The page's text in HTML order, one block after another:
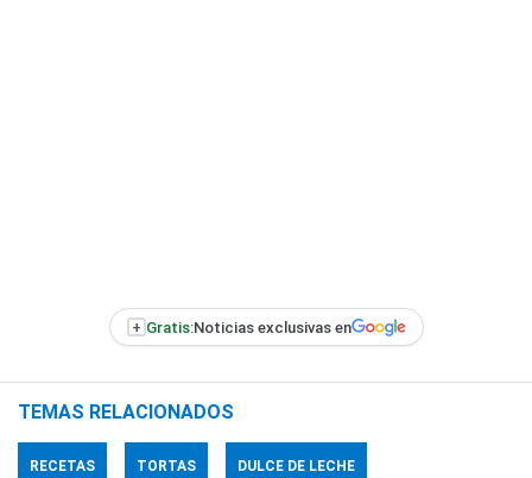
+ Gratis:Noticias exclusivas en
TEMAS RELACIONADOS
RECETAS TORTAS DULCE DE LECHE